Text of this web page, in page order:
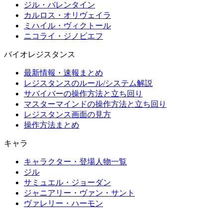
ジル・バレンタイン
カルロス・オリヴェイラ
ミハイル・ヴィクトール
ニコライ・ジノビエフ
バイオレジスタンス
最新情報・速報まとめ
レジスタンスのルール/システム解説
サバイバーの操作方法と立ち回り
マスターマインドの操作方法と立ち回り
レジスタンス画面の見方
操作方法まとめ
キャラ
キャラクター・登場人物一覧
ジル
サミュエル・ジョーダン
ジャニアリー・ヴァン・サント
ヴァレリー・ハーモン